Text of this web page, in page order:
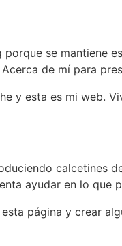
se mantiene
de mí para
y esta es mi web.
calcetines
ayudar en lo que
página y crear